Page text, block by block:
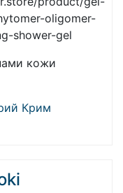
oligomer-
shower-gel
кожи
Крим